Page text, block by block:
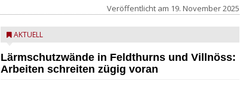
Veröffentlicht am 19. November 2025
AKTUELL
Lärmschutzwände in Feldthurns und Villnöss:
Arbeiten schreiten zügig voran